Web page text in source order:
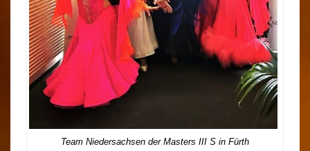
Team Niedersachsen der Masters III S in Fürth